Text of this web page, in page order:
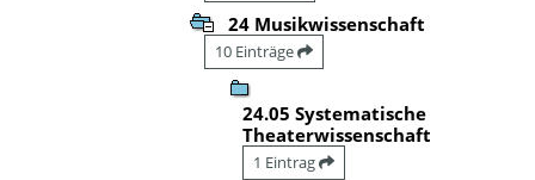
24 Musikwissenschaft
10 Einträge
24.05 Systematische
Theaterwissenschaft
1 Eintrag